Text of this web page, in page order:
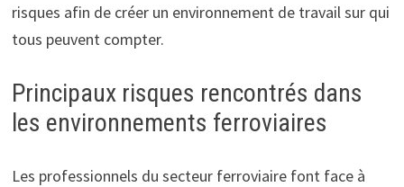
risques afin de créer un environnement de travail sur qui
tous peuvent compter.
Principaux risques rencontrés dans
les environnements ferroviaires
Les professionnels du secteur ferroviaire font face à